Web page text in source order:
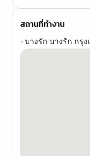
สถานที่ทำงาน
- บางรัก บางรัก กรุ